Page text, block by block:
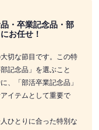
・卒業記念品・部
お任せ！
切な節目です。この特
記念品」を選ぶこと
、「部活卒業記念品」
イテムとして重要で
ひとりに合った特別な